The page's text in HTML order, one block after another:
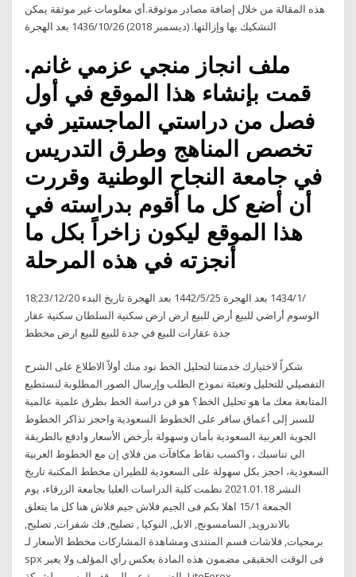
هذه المقالة من خلال إضافة مصادر موثوقة.أي معلومات غير موثقة يمكن
التشكيك بها وإزالتها. (ديسمبر 2018) 26‏‏/10‏‏/1436 بعد الهجرة
ملف انجاز منجي عزمي غانم.
قمت بإنشاء هذا الموقع في أول
فصل من دراستي الماجستير في
تخصص المناهج وطرق التدريس
في جامعة النجاح الوطنية وقررت
أن أضع كل ما أقوم بدراسته في
هذا الموقع ليكون زاخراً بكل ما
أنجزته في هذه المرحلة
18‏‏/1‏‏/1434 بعد الهجرة 25‏‏/5‏‏/1442 بعد الهجرة تاريخ البدء 23/12/20;
الوسوم أراضي للبيع أرض للبيع ارض ارض سكنية السلطان سكنية عقار
جدة عقارات للبيع في جدة للبيع للبيع ارض مخطط
شكراً لاختيارك خدمتنا لتحليل الخط نود منك أولاً الاطلاع على الشرح
التفصيلي للتحليل وتعبئة نموذج الطلب وإرسال الصور المطلوبة لنستطيع
المتابعة معك ما هو تحليل الخط؟ هو فن دراسة الخط بطرق علمية عالمية
للسبر إلى أعماق سافر على الخطوط السعودية واحجز تذاكر الخطوط
الجوية العربية السعودية بأمان وسهولة بأرخص الأسعار وادفع بالطريقة
الي تناسبك ، واكسب نقاط مكافآت من فلاي إن مع الخطوط العربية
السعودية، احجز بكل سهولة على السعودية للطيران مخطط المكتبة تاريخ
النشر 2021.01.18 نظمت كلية الدراسات العليا بجامعة الزرقاء، يوم
الجمعة 15/1 اهلا بكم فى الجيم فلاش جيم فلاش هنا كل ما يتعلق
بالاندرويد, السامسونج, الابل, النوكيا , تصليح, فك شفرات, تصليح,
برمجيات, فلاشات قسم المنتدى ومشاهدة المشاركات مخطط الأسعار لـ
spx فى الوقت الحقيقى مضمون هذه المادة يعكس رأي المؤلف ولا يعبر